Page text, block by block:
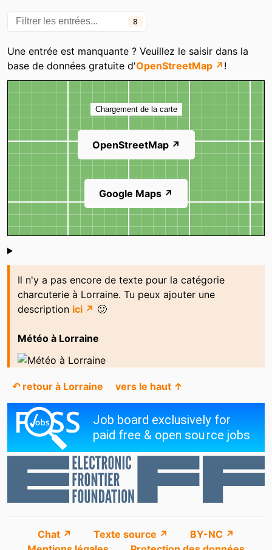
Lorraine
8
Une entrée est manquante ? Veuillez le saisir dans la
base de données gratuite d'OpenStreetMap ↗ !
Carte
Chargement de la carte
OpenStreetMap ↗
Google Maps ↗
Shoutbox
Il n'y a pas encore de texte pour la catégorie
charcuterie à Lorraine. Tu peux ajouter une
description ici ↗ 🙂
Météo à Lorraine
↶ retour à Lorraine vers le haut ↑
Chat ↗ Texte source ↗
BY-NC ↗